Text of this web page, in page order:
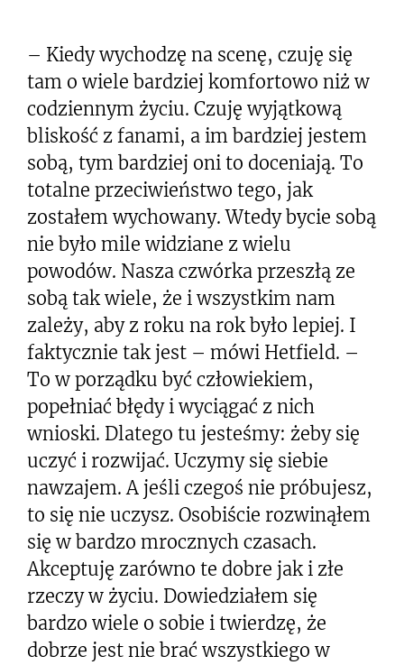
– Kiedy wychodzę na scenę, czuję się
tam o wiele bardziej komfortowo niż w
codziennym życiu. Czuję wyjątkową
bliskość z fanami, a im bardziej jestem
sobą, tym bardziej oni to doceniają. To
totalne przeciwieństwo tego, jak
zostałem wychowany. Wtedy bycie sobą
nie było mile widziane z wielu
powodów. Nasza czwórka przeszłą ze
sobą tak wiele, że i wszystkim nam
zależy, aby z roku na rok było lepiej. I
faktycznie tak jest – mówi Hetfield. –
To w porządku być człowiekiem,
popełniać błędy i wyciągać z nich
wnioski. Dlatego tu jesteśmy: żeby się
uczyć i rozwijać. Uczymy się siebie
nawzajem. A jeśli czegoś nie próbujesz,
to się nie uczysz. Osobiście rozwinąłem
się w bardzo mrocznych czasach.
Akceptuję zarówno te dobre jak i złe
rzeczy w życiu. Dowiedziałem się
bardzo wiele o sobie i twierdzę, że
dobrze jest nie brać wszystkiego w